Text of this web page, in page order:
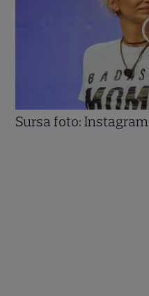
Sursa foto: Instagram